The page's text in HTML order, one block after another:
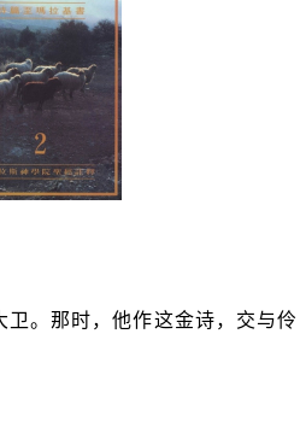
卫。那时，他作这金诗，交与伶